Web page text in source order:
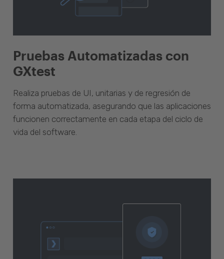
Pruebas Automatizadas con
GXtest
Realiza pruebas de UI, unitarias y de regresión de
forma automatizada, asegurando que las aplicaciones
funcionen correctamente en cada etapa del ciclo de
vida del software.